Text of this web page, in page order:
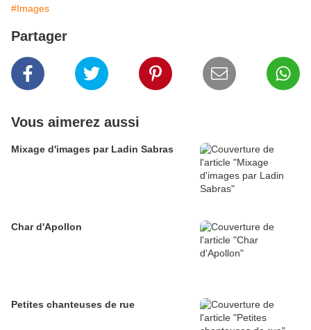
#Images
Partager
Vous aimerez aussi
Mixage d'images par Ladin Sabras
Char d'Apollon
Petites chanteuses de rue